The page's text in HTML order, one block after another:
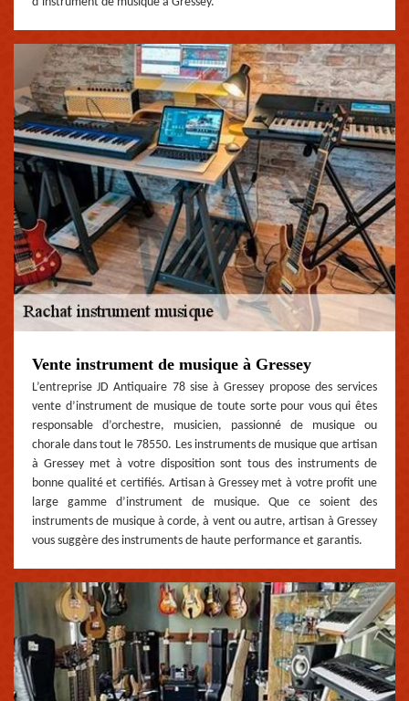
Vente instrument de musique à Gressey
L’entreprise JD Antiquaire 78 sise à Gressey propose des services
vente d’instrument de musique de toute sorte pour vous qui êtes
responsable d’orchestre, musicien, passionné de musique ou
chorale dans tout le 78550. Les instruments de musique que artisan
à Gressey met à votre disposition sont tous des instruments de
bonne qualité et certifiés. Artisan à Gressey met à votre profit une
large gamme d’instrument de musique. Que ce soient des
instruments de musique à corde, à vent ou autre, artisan à Gressey
vous suggère des instruments de haute performance et garantis.